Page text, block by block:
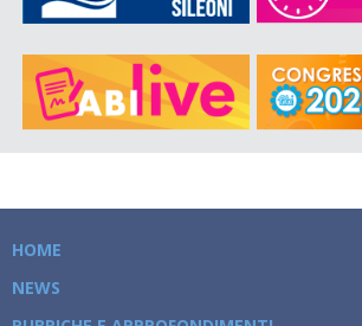
HOME
NEWS